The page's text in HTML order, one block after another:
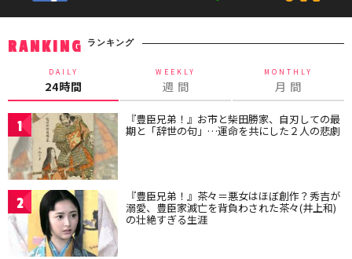
RANKING ランキング
DAILY
24時間
WEEKLY
週 間
MONTHLY
月 間
1 『豊臣兄弟！』お市と柴田勝家、自刃しての最
期と「辞世の句」…運命を共にした２人の悲劇
2 『豊臣兄弟！』茶々＝悪女はほぼ創作？秀吉が
溺愛、豊臣家滅亡を背負わされた茶々(井上和)
の壮絶すぎる生涯